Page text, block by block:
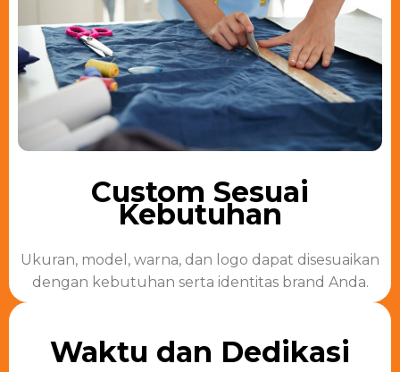
Custom Sesuai
Kebutuhan
Ukuran, model, warna, dan logo dapat disesuaikan
dengan kebutuhan serta identitas brand Anda.
Waktu dan Dedikasi​